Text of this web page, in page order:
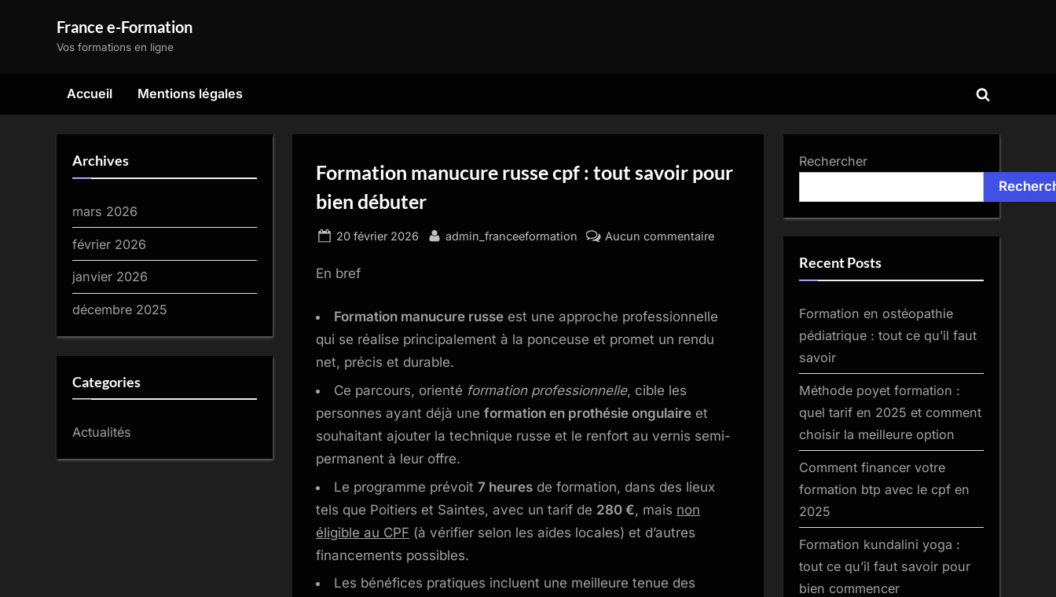
France e-Formation
Vos formations en ligne
Accueil Mentions légales
Toggle
Formation manucure russe cpf : tout savoir pour
bien débuter
Posted
20 février 2026 By
admin_franceeformation Aucun commentairesur
cpf
débuter
En bref
Formation manucure russe est une approche professionnelle
qui se réalise principalement à la ponceuse et promet un rendu
net, précis et durable.
Ce parcours, orienté formation professionnelle, cible les
personnes ayant déjà une formation en prothésie ongulaire et
souhaitant ajouter la technique russe et le renfort au vernis semi-
permanent à leur offre.
Le programme prévoit 7 heures de formation, dans des lieux
tels que Poitiers et Saintes, avec un tarif de 280 €, mais non
éligible au CPF (à vérifier selon les aides locales) et d’autres
financements possibles.
Les bénéfices pratiques incluent une meilleure tenue des
Archives
mars 2026
février 2026
janvier 2026
décembre 2025
Categories
Actualités
Rechercher
Recent Posts
Formation en ostéopathie
pédiatrique : tout ce qu’il faut
savoir
Méthode poyet formation :
quel tarif en 2025 et comment
choisir la meilleure option
Comment financer votre
formation btp avec le cpf en
2025
Formation kundalini yoga :
tout ce qu’il faut savoir pour
bien commencer